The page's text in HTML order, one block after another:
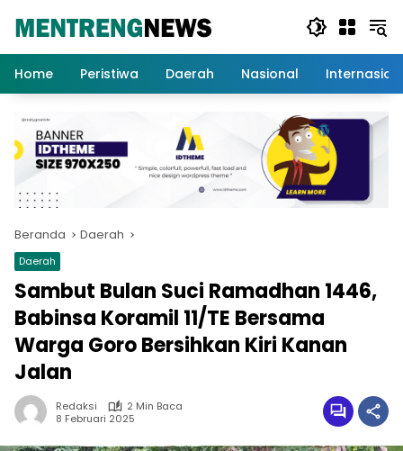
Home
Peristiwa Daerah Nasional
Beranda Daerah
Daerah
Sambut Bulan Suci Ramadhan 1446,
Babinsa Koramil 11/TE Bersama
Warga Goro Bersihkan Kiri Kanan
Jalan
Redaksi
2 Min Baca
8 Februari 2025